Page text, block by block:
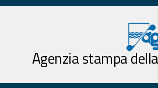
Agenzia stampa